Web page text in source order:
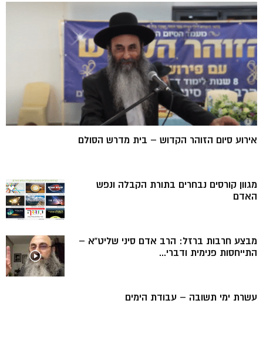
אירוע סיום הזוהר הקדוש – בית מדרש הסולם
מגוון קורסים נבחרים בתורת הקבלה ונפש
האדם
מבצע חרבות ברזל: הרב אדם סיני שליט”א –
התייחסות פנימית ודברי...
עשרת ימי תשובה – עבודת הימים